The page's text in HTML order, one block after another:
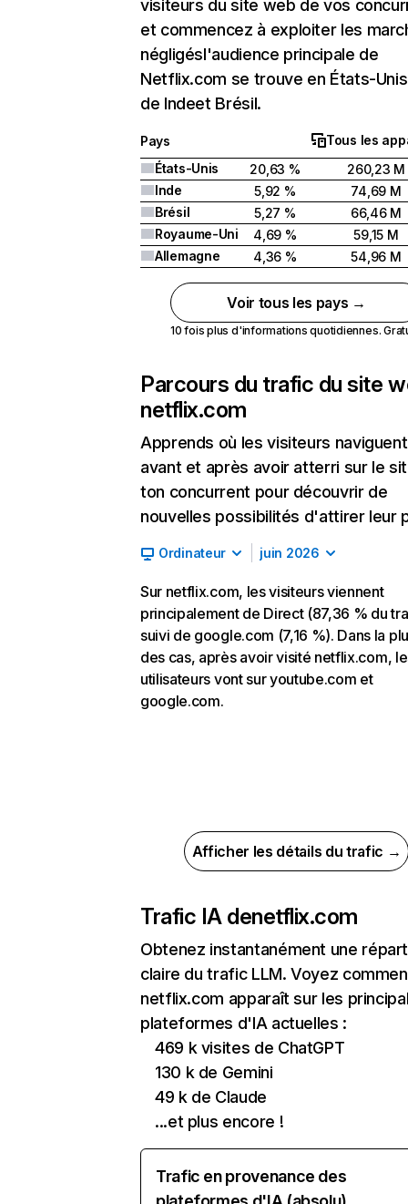
visiteurs du site web de vos
et commencez à exploiter les
négligésl'audience principale de
Netflix.com se trouve en États-
de Indeet Brésil.
Pays
Tous les
États-Unis
20,63 %
260,23 M
Inde
5,92 %
74,69 M
Brésil
5,27 %
66,46 M
Royaume-Uni
4,69 %
59,15 M
Allemagne
4,36 % 54,96 M
Voir tous les pays →
10 fois plus d'informations quotidiennes.
Parcours du trafic du site
netflix.com
Apprends où les visiteurs naviguent
avant et après avoir atterri sur le
ton concurrent pour découvrir de
nouvelles possibilités d'attirer leur
Ordinateur juin 2026
Sur netflix.com, les visiteurs viennent
principalement de Direct (87,36 % du
suivi de google.com (7,16 %). Dans la
des cas, après avoir visité netflix.com,
utilisateurs vont sur youtube.com et
google.com.
Afficher les détails du trafic →
Trafic IA denetflix.com
Obtenez instantanément une
claire du trafic LLM. Voyez
netflix.com apparaît sur les
plateformes d'IA actuelles :
469 k visites de ChatGPT
130 k de Gemini
49 k de Claude
...et plus encore !
Trafic en provenance des